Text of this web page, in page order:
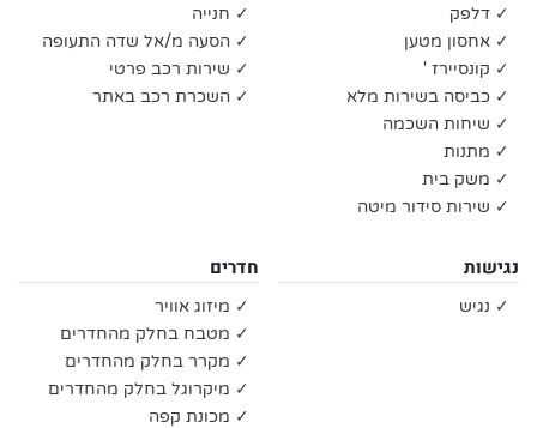
✓ דלפק
✓ אחסון מטען
✓ קונסיירז '
✓ כביסה בשירות מלא
✓ שיחות השכמה
✓ מתנות
✓ משק בית
✓ שירות סידור מיטה
✓ חנייה
✓ הסעה מ/אל שדה התעופה
✓ שירות רכב פרטי
✓ השכרת רכב באתר
נגישות
✓ נגיש
חדרים
✓ מיזוג אוויר
✓ מטבח בחלק מהחדרים
✓ מקרר בחלק מהחדרים
✓ מיקרוגל בחלק מהחדרים
✓ מכונת קפה